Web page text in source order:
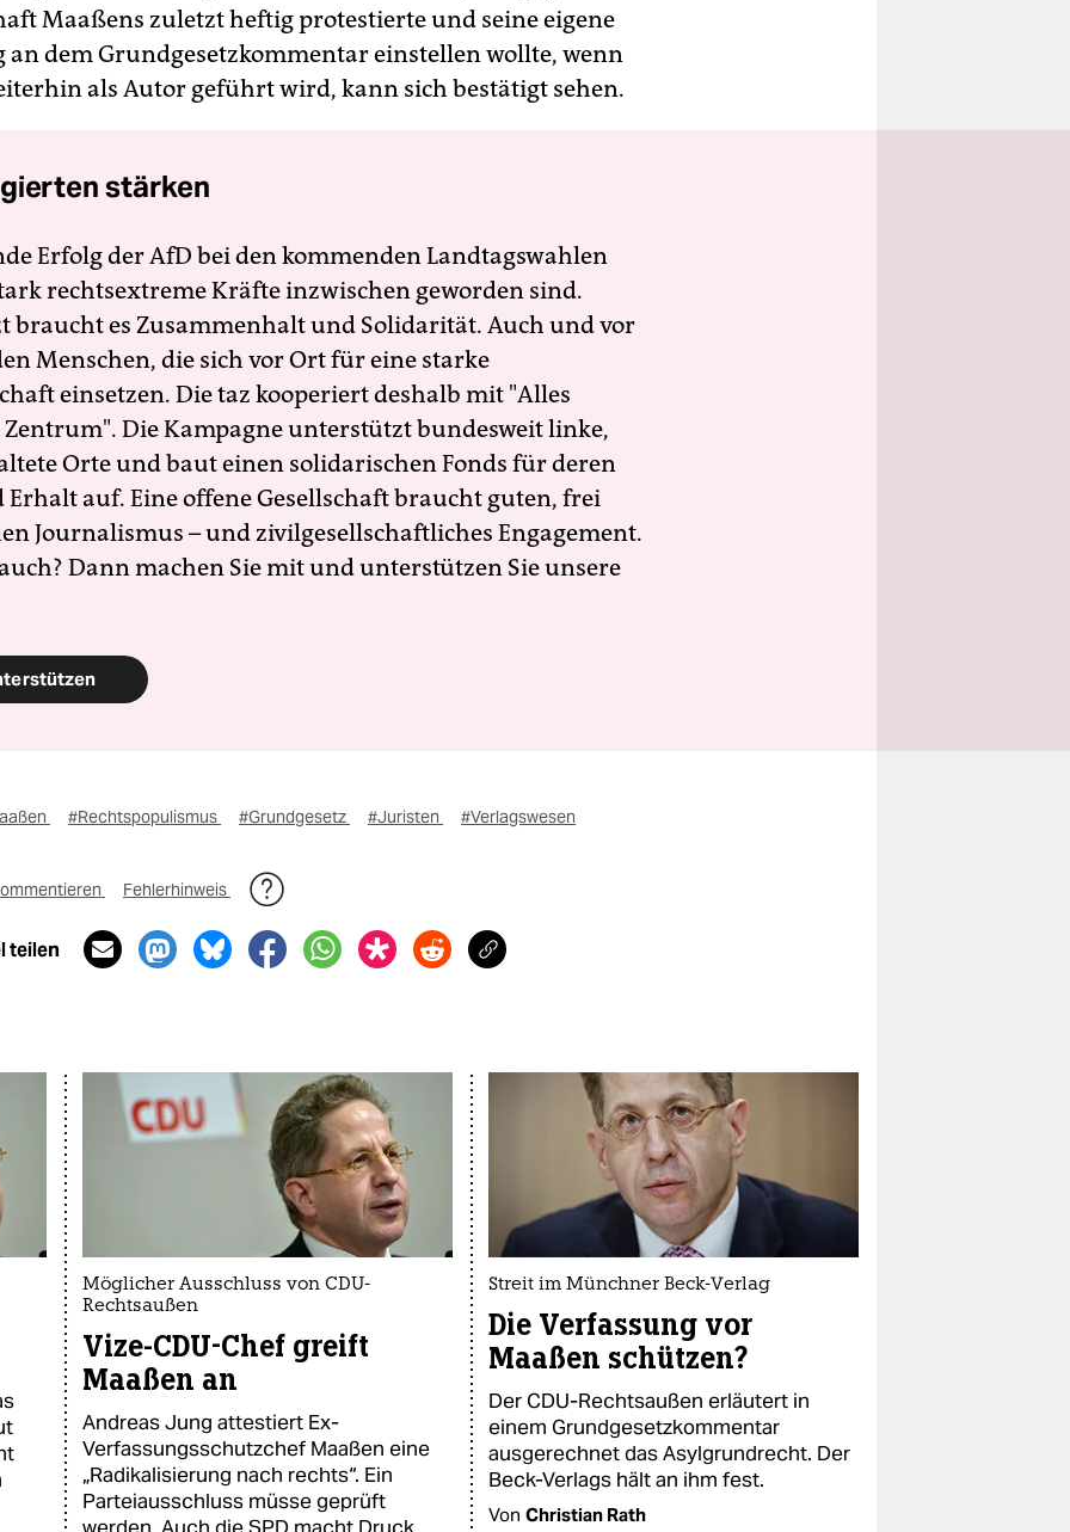
Maaßens zuletzt heftig protestierte und seine eigene
an dem Grundgesetzkommentar einstellen wollte, wenn
als Autor geführt wird, kann sich bestätigt sehen.
stärken
Erfolg der AfD bei den kommenden Landtagswahlen
rechtsextreme Kräfte inzwischen geworden sind.
braucht es Zusammenhalt und Solidarität. Auch und vor
Menschen, die sich vor Ort für eine starke
einsetzen. Die taz kooperiert deshalb mit "Alles
Die Kampagne unterstützt bundesweit linke,
Orte und baut einen solidarischen Fonds für deren
Erhalt auf. Eine offene Gesellschaft braucht guten, frei
Journalismus – und zivilgesellschaftliches Engagement.
Dann machen Sie mit und unterstützen Sie unsere
#Rechtspopulismus #Grundgesetz #Juristen #Verlagswesen
Fehlerhinweis
teilen
Möglicher Ausschluss von CDU-
Rechtsaußen
Vize-CDU-Chef greift
Maaßen an
Andreas Jung attestiert Ex-
Verfassungsschutzchef Maaßen eine
„Radikalisierung nach rechts“. Ein
Parteiausschluss müsse geprüft
Streit im Münchner Beck-Verlag
Die Verfassung vor
Maaßen schützen?
Der CDU-Rechtsaußen erläutert in
einem Grundgesetzkommentar
ausgerechnet das Asylgrundrecht. Der
Beck-Verlags hält an ihm fest.
Von Christian Rath